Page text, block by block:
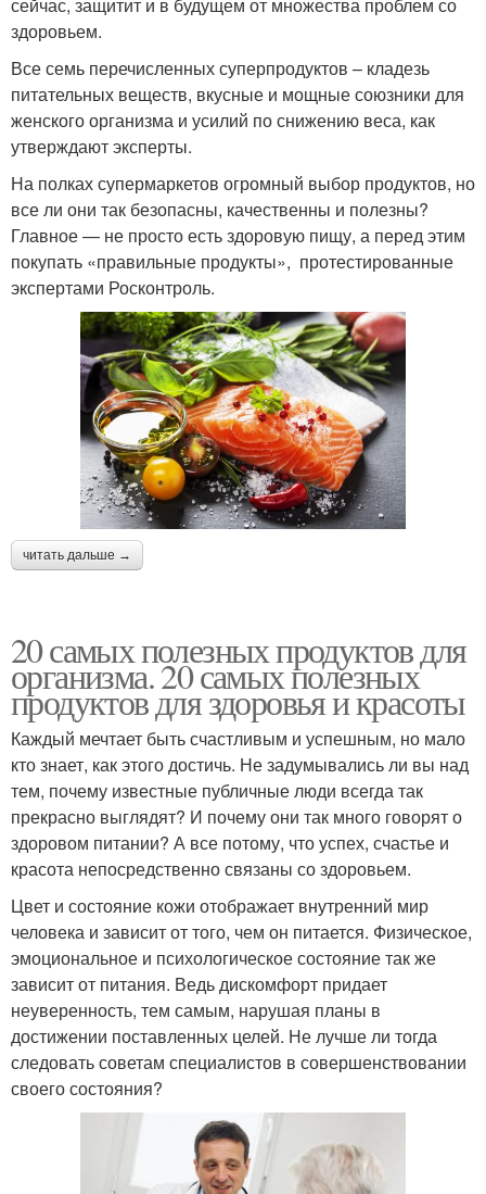
здоровьем.
Все семь перечисленных суперпродуктов – кладезь
питательных веществ, вкусные и мощные союзники для
женского организма и усилий по снижению веса, как
утверждают эксперты.
На полках супермаркетов огромный выбор продуктов, но
все ли они так безопасны, качественны и полезны?
Главное — не просто есть здоровую пищу, а перед этим
покупать «правильные продукты», протестированные
экспертами Росконтроль.
читать дальше →
20 самых полезных продуктов для
организма. 20 самых полезных
продуктов для здоровья и красоты
Каждый мечтает быть счастливым и успешным, но мало
кто знает, как этого достичь. Не задумывались ли вы над
тем, почему известные публичные люди всегда так
прекрасно выглядят? И почему они так много говорят о
здоровом питании? А все потому, что успех, счастье и
красота непосредственно связаны со здоровьем.
Цвет и состояние кожи отображает внутренний мир
человека и зависит от того, чем он питается. Физическое,
эмоциональное и психологическое состояние так же
зависит от питания. Ведь дискомфорт придает
неуверенность, тем самым, нарушая планы в
достижении поставленных целей. Не лучше ли тогда
следовать советам специалистов в совершенствовании
своего состояния?